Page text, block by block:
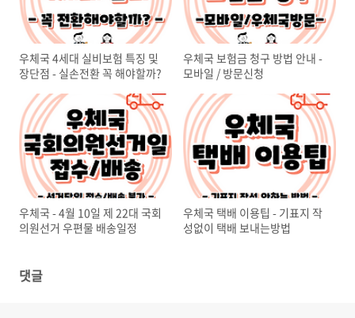
우체국 4세대 실비보험 특징 및
장단점 - 실손전환 꼭 해야할까?
우체국 보험금 청구 방법 안내 -
모바일 / 방문신청
우체국 - 4월 10일 제 22대 국회
의원선거 우편물 배송일정
우체국 택배 이용팁 - 기표지 작
성없이 택배 보내는방법
댓글